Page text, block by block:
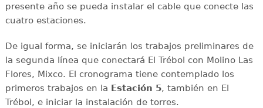
presente año se pueda instalar el cable que conecte las
cuatro estaciones.
De igual forma, se iniciarán los trabajos preliminares de
la segunda línea que conectará El Trébol con Molino Las
Flores, Mixco. El cronograma tiene contemplado los
primeros trabajos en la Estación 5, también en El
Trébol, e iniciar la instalación de torres.